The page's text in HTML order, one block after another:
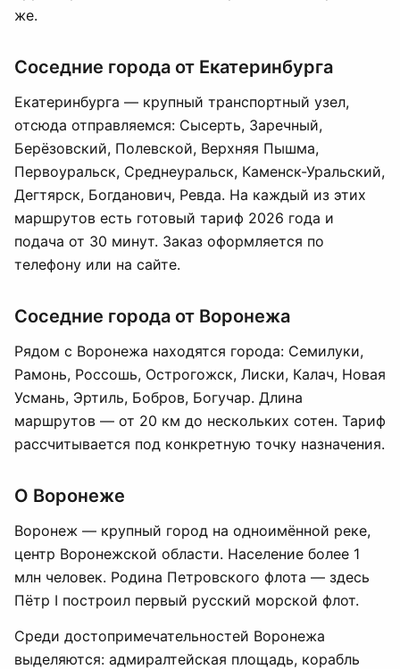
же.
Соседние города от Екатеринбурга
Екатеринбурга — крупный транспортный узел,
отсюда отправляемся: Сысерть, Заречный,
Берёзовский, Полевской, Верхняя Пышма,
Первоуральск, Среднеуральск, Каменск-Уральский,
Дегтярск, Богданович, Ревда. На каждый из этих
маршрутов есть готовый тариф 2026 года и
подача от 30 минут. Заказ оформляется по
телефону или на сайте.
Соседние города от Воронежа
Рядом с Воронежа находятся города: Семилуки,
Рамонь, Россошь, Острогожск, Лиски, Калач, Новая
Усмань, Эртиль, Бобров, Богучар. Длина
маршрутов — от 20 км до нескольких сотен. Тариф
рассчитывается под конкретную точку назначения.
О Воронеже
Воронеж — крупный город на одноимённой реке,
центр Воронежской области. Население более 1
млн человек. Родина Петровского флота — здесь
Пётр I построил первый русский морской флот.
Среди достопримечательностей Воронежа
выделяются: адмиралтейская площадь, корабль